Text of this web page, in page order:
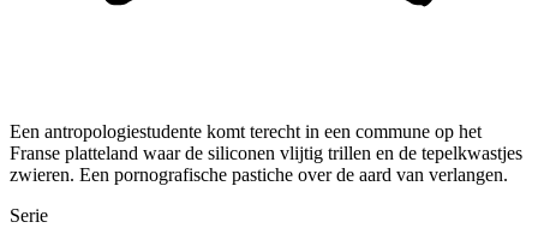
Een antropologiestudente komt terecht in een commune op het
Franse platteland waar de siliconen vlijtig trillen en de tepelkwastjes
zwieren. Een pornografische pastiche over de aard van verlangen.
Serie